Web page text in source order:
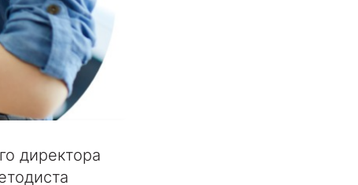
директора